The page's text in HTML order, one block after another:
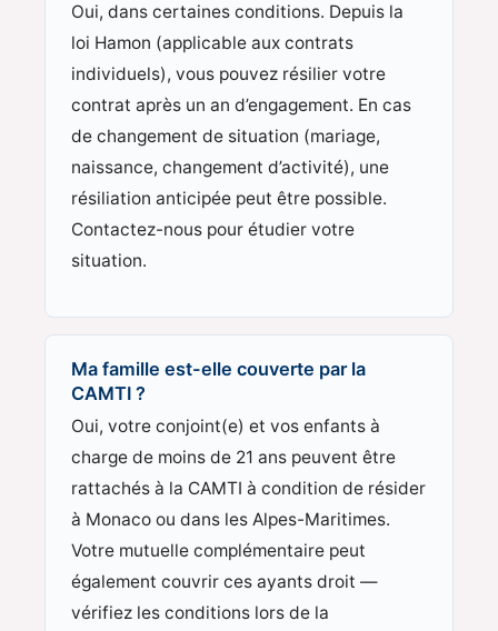
Oui, dans certaines conditions. Depuis la
loi Hamon (applicable aux contrats
individuels), vous pouvez résilier votre
contrat après un an d’engagement. En cas
de changement de situation (mariage,
naissance, changement d’activité), une
résiliation anticipée peut être possible.
Contactez-nous pour étudier votre
situation.
Ma famille est-elle couverte par la
CAMTI ?
Oui, votre conjoint(e) et vos enfants à
charge de moins de 21 ans peuvent être
rattachés à la CAMTI à condition de résider
à Monaco ou dans les Alpes-Maritimes.
Votre mutuelle complémentaire peut
également couvrir ces ayants droit —
vérifiez les conditions lors de la